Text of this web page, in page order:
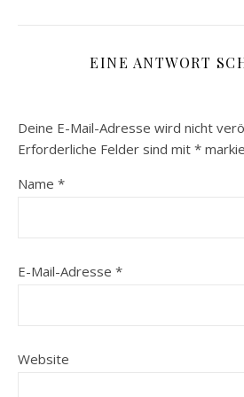
EINE ANTWORT
Deine E-Mail-Adresse wird nicht
Erforderliche Felder sind mit *
Name *
E-Mail-Adresse *
Website